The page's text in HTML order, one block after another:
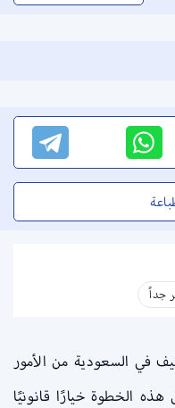
جداً
في السعودية من الأمور
الخطوة خيارًا قانونيًا